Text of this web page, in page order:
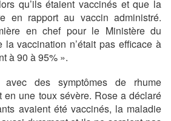
qu’ils étaient vaccinés et que la
en rapport au vaccin administré.
en chef pour le Ministère du
vaccination n’était pas efficace à
à 90 à 95% ».
des symptômes de rhume
en une toux sévère. Rose a déclaré
avaient été vaccinés, la maladie